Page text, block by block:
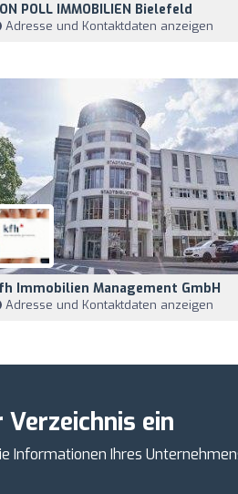
POLL IMMOBILIEN Bielefeld
Adresse und Kontaktdaten anzeigen
Immobilien Management GmbH
Adresse und Kontaktdaten anzeigen
ein
Informationen Ihres